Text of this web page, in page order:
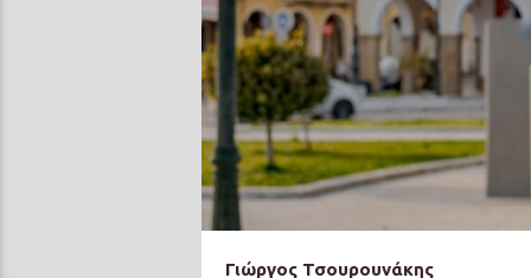
Γιώργος Τσουρουνάκης